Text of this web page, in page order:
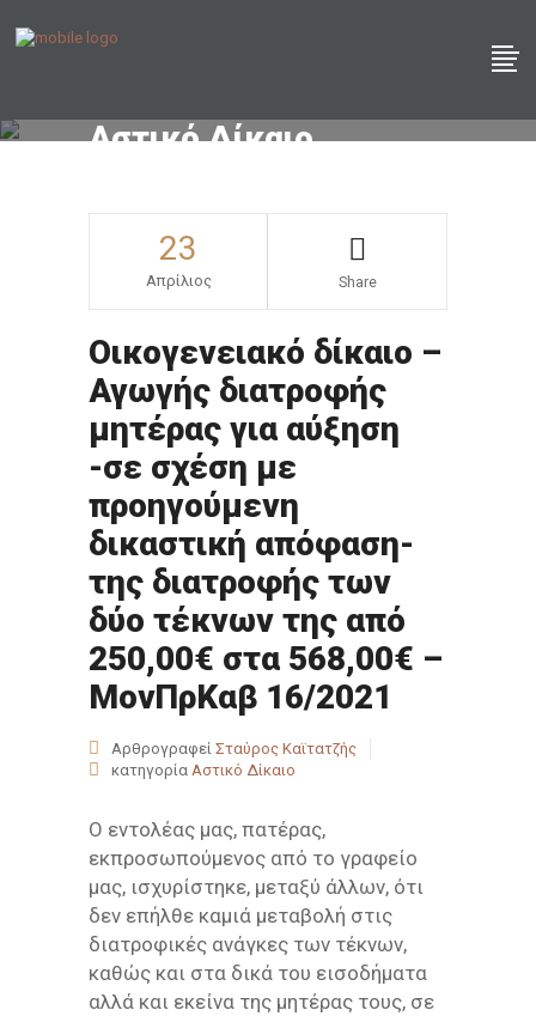
Αστικό Δίκαιο
23
Απρίλιος Share
Οικογενειακό δίκαιο –
Αγωγής διατροφής
μητέρας για αύξηση
-σε σχέση με
προηγούμενη
δικαστική απόφαση-
της διατροφής των
δύο τέκνων της από
250,00€ στα 568,00€ –
ΜονΠρΚαβ 16/2021
Αρθρογραφεί Σταύρος Καϊτατζής
κατηγορία Αστικό Δίκαιο
Ο εντολέας μας, πατέρας,
εκπροσωπούμενος από το γραφείο
μας, ισχυρίστηκε, μεταξύ άλλων, ότι
δεν επήλθε καμιά μεταβολή στις
διατροφικές ανάγκες των τέκνων,
καθώς και στα δικά του εισοδήματα
αλλά και εκείνα της μητέρας τους, σε